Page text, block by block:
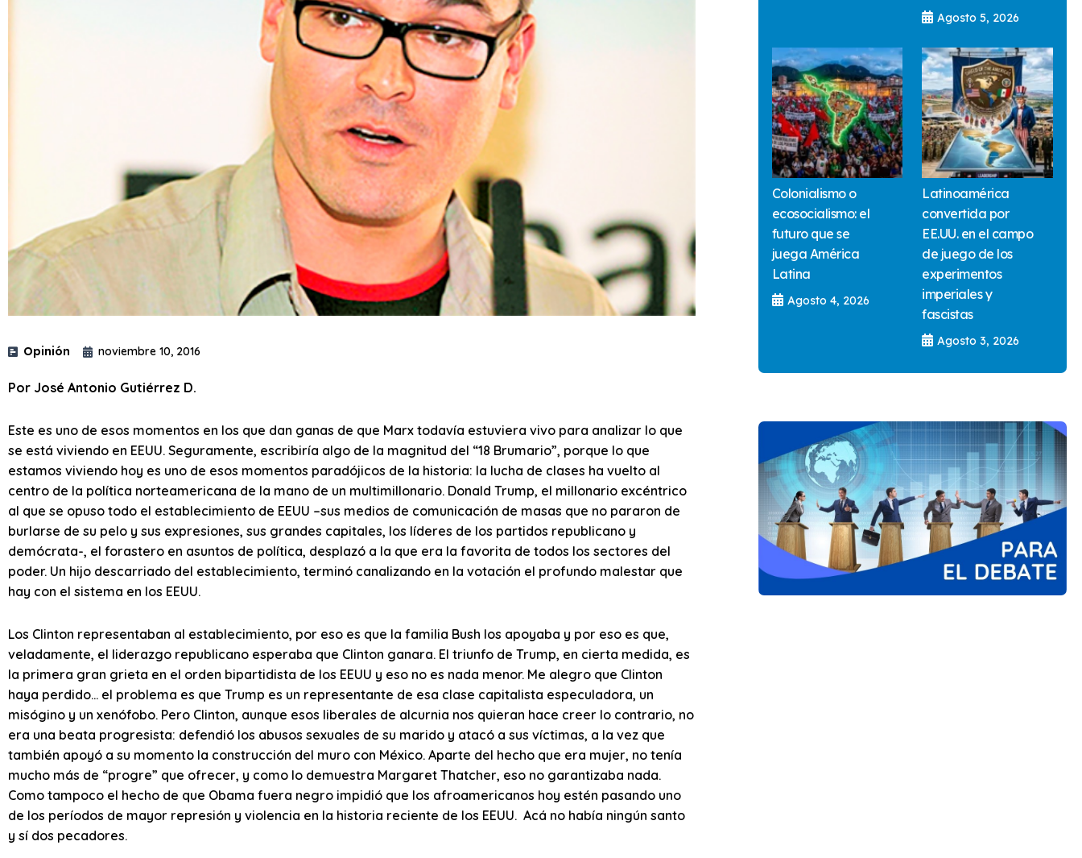
Opinión noviembre 10, 2016
Por José Antonio Gutiérrez D.
Este es uno de esos momentos en los que dan ganas de que Marx todavía estuviera vivo para analizar lo que
se está viviendo en EEUU. Seguramente, escribiría algo de la magnitud del “18 Brumario”, porque lo que
estamos viviendo hoy es uno de esos momentos paradójicos de la historia: la lucha de clases ha vuelto al
centro de la política norteamericana de la mano de un multimillonario. Donald Trump, el millonario excéntrico
al que se opuso todo el establecimiento de EEUU –sus medios de comunicación de masas que no pararon de
burlarse de su pelo y sus expresiones, sus grandes capitales, los líderes de los partidos republicano y
demócrata-, el forastero en asuntos de política, desplazó a la que era la favorita de todos los sectores del
poder. Un hijo descarriado del establecimiento, terminó canalizando en la votación el profundo malestar que
hay con el sistema en los EEUU.
Los Clinton representaban al establecimiento, por eso es que la familia Bush los apoyaba y por eso es que,
veladamente, el liderazgo republicano esperaba que Clinton ganara. El triunfo de Trump, en cierta medida, es
la primera gran grieta en el orden bipartidista de los EEUU y eso no es nada menor. Me alegro que Clinton
haya perdido… el problema es que Trump es un representante de esa clase capitalista especuladora, un
misógino y un xenófobo. Pero Clinton, aunque esos liberales de alcurnia nos quieran hace creer lo contrario, no
era una beata progresista: defendió los abusos sexuales de su marido y atacó a sus víctimas, a la vez que
también apoyó a su momento la construcción del muro con México. Aparte del hecho que era mujer, no tenía
mucho más de “progre” que ofrecer, y como lo demuestra Margaret Thatcher, eso no garantizaba nada.
Como tampoco el hecho de que Obama fuera negro impidió que los afroamericanos hoy estén pasando uno
de los períodos de mayor represión y violencia en la historia reciente de los EEUU. Acá no había ningún santo
y sí dos pecadores.
Agosto 5, 2026
Colonialismo o
ecosocialismo: el
futuro que se
juega América
Latina
Agosto 4, 2026
Latinoamérica
convertida por
EE.UU. en el campo
de juego de los
experimentos
imperiales y
fascistas
Agosto 3, 2026